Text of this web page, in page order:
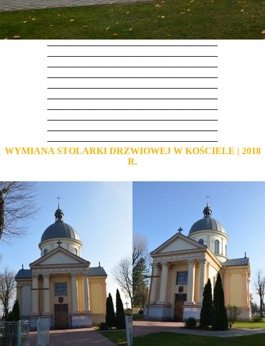
——————————————————
——————————————————
——————————————————
——————————————————
——————————————————
——————————————————
——————————————————
——————————————————
——————————————————
——————————————————
WYMIANA STOLARKI DRZWIOWEJ W KOŚCIELE | 2018
R.